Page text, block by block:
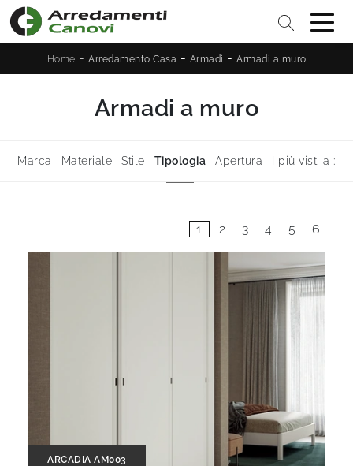
Home - Arredamento Casa - Armadi - Armadi a muro
Armadi a muro
Marca Materiale Stile Tipologia Apertura I più visti a :
1 2 3 4 5 6
ARCADIA AM003